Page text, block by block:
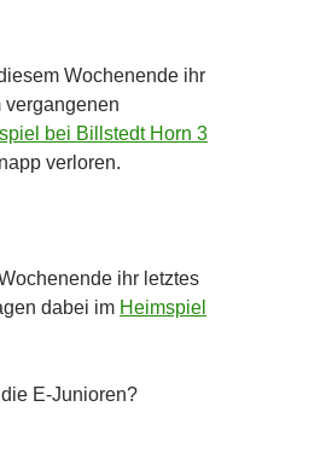
Wochenende ihr
vergangenen
bei Billstedt Horn 3
verloren.
ihr letztes
dabei im Heimspiel
E-Junioren?